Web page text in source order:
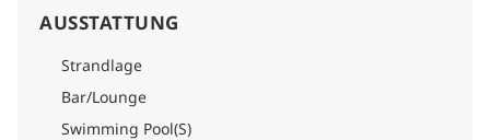
AUSSTATTUNG
Strandlage
Bar/Lounge
Swimming Pool(S)